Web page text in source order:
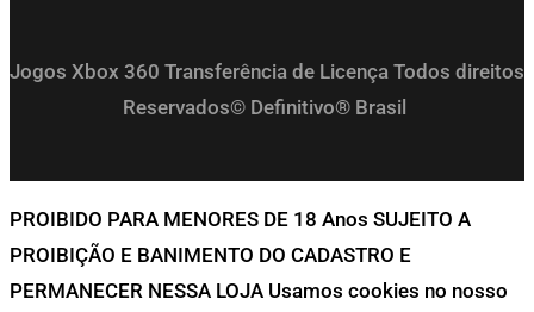
Jogos Xbox 360 Transferência de Licença Todos direitos
Reservados© Definitivo® Brasil
PROIBIDO PARA MENORES DE 18 Anos SUJEITO A
PROIBIÇÃO E BANIMENTO DO CADASTRO E
PERMANECER NESSA LOJA Usamos cookies no nosso